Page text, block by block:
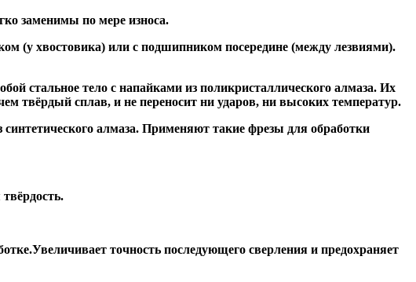
заменимы по мере износа.
(у хвостовика) или с подшипником посередине (между лезвиями).
стальное тело с напайками из поликристаллического алмаза. Их
сплав, и не переносит ни ударов, ни высоких температур.
алмаза. Применяют такие фрезы для обработки
точность последующего сверления и предохраняет